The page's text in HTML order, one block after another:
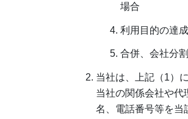
場合
利用目的の達
合併、会社分
当社は、上記（1）
当社の関係会社や代
名、電話番号等を当